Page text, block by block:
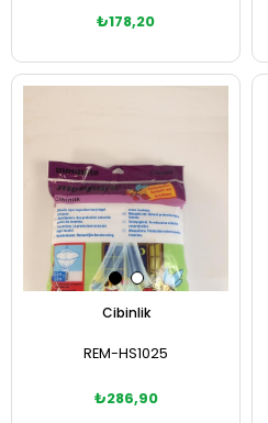
₺178,20
Sepete Ekle
Cibinlik
REM-HS1025
₺286,90